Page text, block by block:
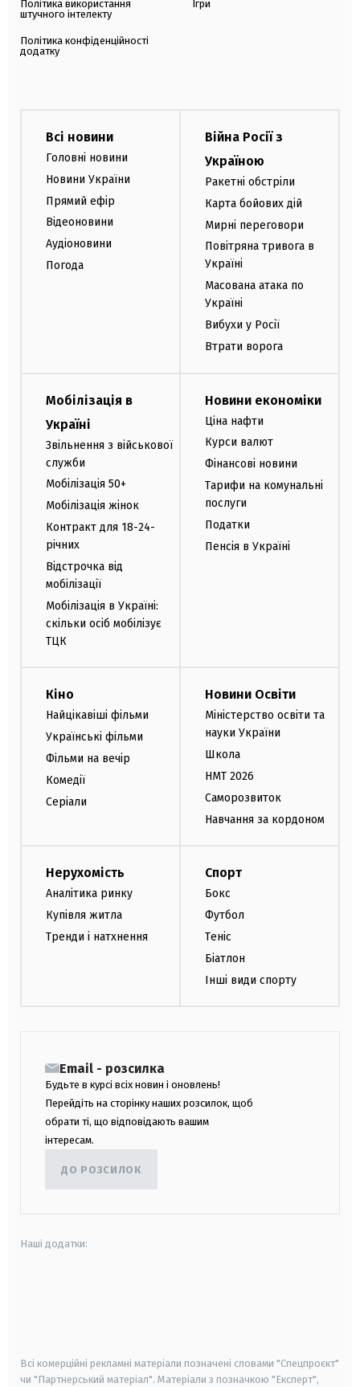
Політика використання
штучного інтелекту
Політика конфіденційності
додатку
Ігри
Всі новини
Головні новини
Новини України
Прямий ефір
Відеоновини
Аудіоновини
Погода
Війна Росії з
Україною
Ракетні обстріли
Карта бойових дій
Мирні переговори
Повітряна тривога в
Україні
Масована атака по
Україні
Вибухи у Росії
Втрати ворога
Мобілізація в
Україні
Звільнення з військової
служби
Мобілізація 50+
Мобілізація жінок
Контракт для 18-24-
річних
Відстрочка від
мобілізації
Мобілізація в Україні:
скільки осіб мобілізує
ТЦК
Новини економіки
Ціна нафти
Курси валют
Фінансові новини
Тарифи на комунальні
послуги
Податки
Пенсія в Україні
Кіно
Найцікавіші фільми
Українські фільми
Фільми на вечір
Комедії
Серіали
Новини Освіти
Міністерство освіти та
науки України
Школа
НМТ 2026
Саморозвиток
Навчання за кордоном
Нерухомість
Аналітика ринку
Купівля житла
Тренди і натхнення
Спорт
Бокс
Футбол
Теніс
Біатлон
Інші види спорту
Email - розсилка
Будьте в курсі всіх новин і оновлень!
Перейдіть на сторінку наших розсилок, щоб
обрати ті, що відповідають вашим
інтересам.
ДО РОЗСИЛОК
Наші додатки:
Всі комерційні рекламні матеріали позначені словами "Спецпроєкт"
чи "Партнерський матеріал". Матеріали з позначкою "Експерт",